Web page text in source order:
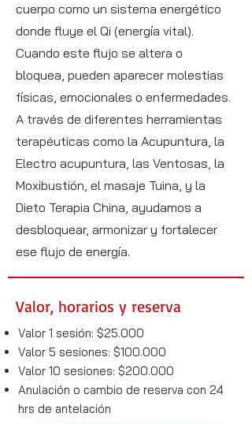
cuerpo como un sistema energético
donde fluye el Qi (energía vital).
Cuando este flujo se altera o
bloquea, pueden aparecer molestias
físicas, emocionales o enfermedades.
A través de diferentes herramientas
terapéuticas como la Acupuntura, la
Electro acupuntura, las Ventosas, la
Moxibustión, el masaje Tuina, y la
Dieto Terapia China, ayudamos a
desbloquear, armonizar y fortalecer
ese flujo de energía.
Valor, horarios y reserva
Valor 1 sesión: $25.000
Valor 5 sesiones: $100.000
Valor 10 sesiones: $200.000
Anulación o cambio de reserva con 24
hrs de antelación